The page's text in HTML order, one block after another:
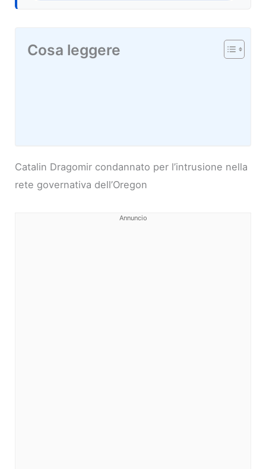
Cosa leggere
Catalin Dragomir condannato per l’intrusione nella
rete governativa dell’Oregon
Annuncio